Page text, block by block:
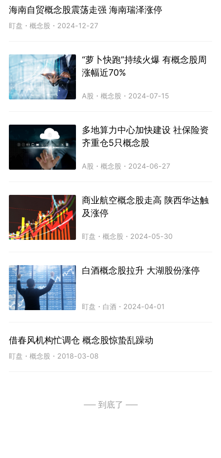
海南自贸概念股震荡走强 海南瑞泽涨停
盯盘 ・ 概念股 ・ 2024-12-27
“萝卜快跑”持续火爆 有概念股周
涨幅近70%
A股 ・概念股 ・ 2024-07-15
多地算力中心加快建设 社保险资
齐重仓5只概念股
A股 ・概念股 ・ 2024-06-27
商业航空概念股走高 陕西华达触
及涨停
盯盘 ・概念股 ・ 2024-05-30
白酒概念股拉升 大湖股份涨停
盯盘 ・ 白酒 ・ 2024-04-01
借春风机构忙调仓 概念股惊蛰乱躁动
盯盘 ・ 概念股 ・ 2018-03-08
── 到底了 ──